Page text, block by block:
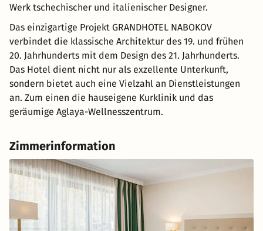
Werk tschechischer und italienischer Designer.
Das einzigartige Projekt GRANDHOTEL NABOKOV
verbindet die klassische Architektur des 19. und frühen
20. Jahrhunderts mit dem Design des 21. Jahrhunderts.
Das Hotel dient nicht nur als exzellente Unterkunft,
sondern bietet auch eine Vielzahl an Dienstleistungen
an. Zum einen die hauseigene Kurklinik und das
geräumige Aglaya-Wellnesszentrum.
Zimmerinformation